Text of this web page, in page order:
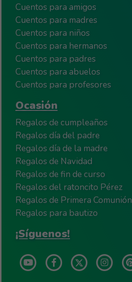
Cuentos para amigos
Cuentos para madres
Cuentos para niños
Cuentos para hermanos
Cuentos para padres
Cuentos para abuelos
Cuentos para profesores
Ocasión
Regalos de cumpleaños
Regalos día del padre
Regalos día de la madre
Regalos de Navidad
Regalos de fin de curso
Regalos del ratoncito Pérez
Regalos de Primera Comunión
Regalos para bautizo
¡Síguenos!